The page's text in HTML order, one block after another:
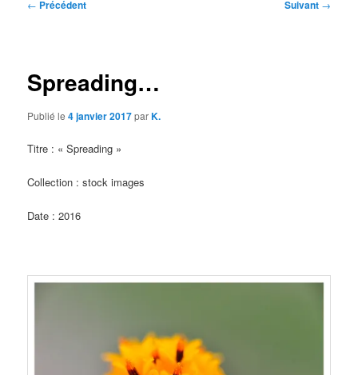
← Précédent Suivant →
Spreading…
Publié le4 janvier 2017parK.
Titre : « Spreading »
Collection : stock images
Date : 2016